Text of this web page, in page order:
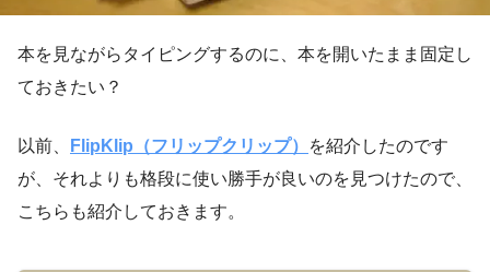
本を見ながらタイピングするのに、本を開いたまま固定し
ておきたい？
以前、 FlipKlip（フリップクリップ）
を紹介したのです
が、それよりも格段に使い勝手が良いのを見つけたので、
こちらも紹介しておきます。